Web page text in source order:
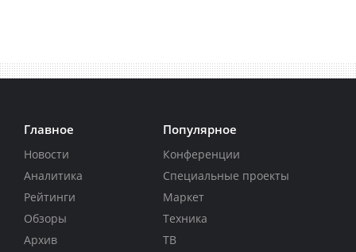
Главное
Новости
Аналитика
Рейтинги
Обзоры
Архив
Популярное
Конференции
Специальные проекты
Маркет
Техника
ТВ